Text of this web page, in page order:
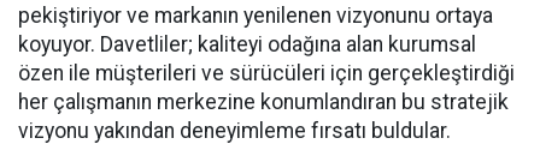
pekiştiriyor ve markanın yenilenen vizyonunu ortaya
koyuyor. Davetliler; kaliteyi odağına alan kurumsal
özen ile müşterileri ve sürücüleri için gerçekleştirdiği
her çalışmanın merkezine konumlandıran bu stratejik
vizyonu yakından deneyimleme fırsatı buldular.